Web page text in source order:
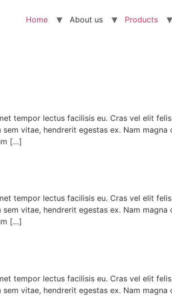
Home About us Products
tempor lectus facilisis eu. Cras vel elit
vitae, hendrerit egestas ex. Nam
[…]
tempor lectus facilisis eu. Cras vel elit
vitae, hendrerit egestas ex. Nam
[…]
tempor lectus facilisis eu. Cras vel elit
vitae, hendrerit egestas ex. Nam